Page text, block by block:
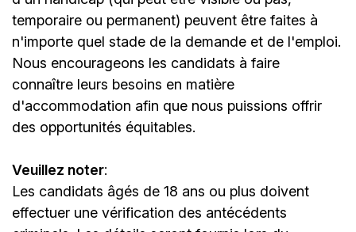
temporaire ou permanent) peuvent être faites à
n'importe quel stade de la demande et de l'emploi.
Nous encourageons les candidats à faire
connaître leurs besoins en matière
d'accommodation afin que nous puissions offrir
des opportunités équitables.
Veuillez noter:
Les candidats âgés de 18 ans ou plus doivent
effectuer une vérification des antécédents